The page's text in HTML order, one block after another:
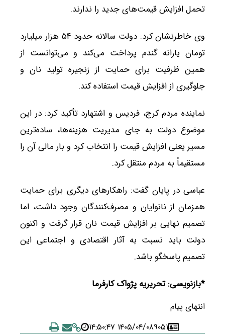
تحمل افزایش قیمت‌های جدید را ندارند.
وی خاطرنشان کرد: دولت سالانه حدود ۵۴ هزار میلیارد
تومان یارانه گندم پرداخت می‌کند و می‌توانست از
همین ظرفیت برای حمایت از زنجیره تولید نان و
جلوگیری از افزایش قیمت استفاده کند.
نماینده مردم کرج، فردیس و اشتهارد تأکید کرد: در این
موضوع دولت به جای مدیریت هزینه‌ها، ساده‌ترین
مسیر یعنی افزایش قیمت را انتخاب کرد و بار مالی آن را
مستقیماً به مردم منتقل کرد.
عباسی در پایان گفت: راهکارهای دیگری برای حمایت
همزمان از نانوایان و مصرف‌کنندگان وجود داشت، اما
تصمیم نهایی بر افزایش قیمت نان قرار گرفت و اکنون
دولت باید نسبت به آثار اقتصادی و اجتماعی این
تصمیم پاسخگو باشد.
*بازنویسی: تحریریه پژواک کارفرما
انتهای پیام
۹۰۵۱۱۴۰۵/۰۴/۰۸ ۱۴:۵۰:۴۷